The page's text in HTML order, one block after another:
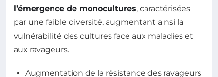
l’émergence de monocultures, caractérisées
par une faible diversité, augmentant ainsi la
vulnérabilité des cultures face aux maladies et
aux ravageurs.
Augmentation de la résistance des ravageurs